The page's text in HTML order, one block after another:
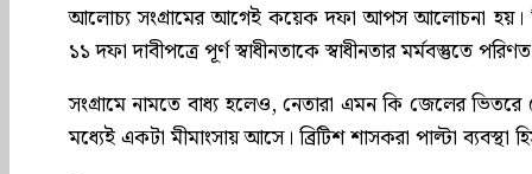
আলোচ্য সংগ্রামের আগেই কয়েক দফা আপস আলোচনা হয়।
১১ দফা দাবীপত্রে পূর্ণ স্বাধীনতাকে স্বাধীনতার মর্মবস্তুতে
সংগ্রামে নামতে বাধ্য হলেও, নেতারা এমন কি জেলের
মধ্যেই একটা মীমাংসায় আসে। ব্রিটিশ শাসকরা পাল্টা